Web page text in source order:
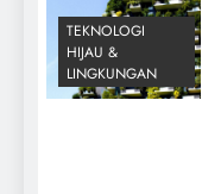
TEKNOLOGI
HIJAU &
LINGKUNGAN